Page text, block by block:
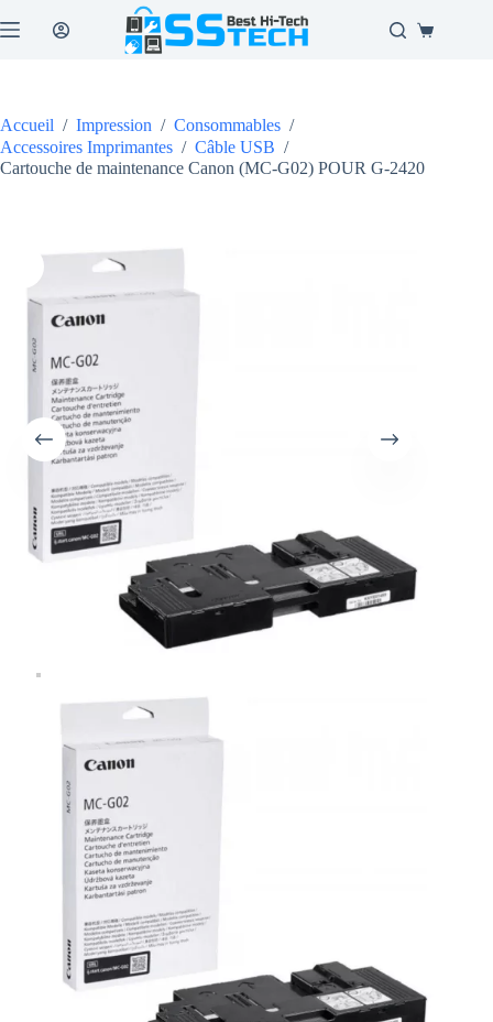
au
Panier
Accueil / Impression / Consommables /
Accessoires Imprimantes / Câble USB /
Cartouche de maintenance Canon (MC-G02) POUR G-2420